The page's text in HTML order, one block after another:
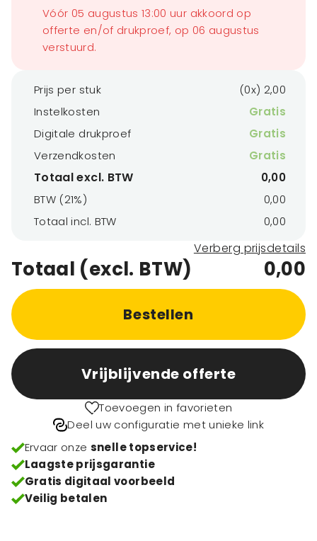
Vóór 05 augustus 13:00 uur akkoord op
offerte en/of drukproef, op 06 augustus
verstuurd.
Prijs per stuk
(0x) 2,00
Instelkosten
Gratis
Digitale drukproef
Gratis
Verzendkosten
Gratis
Totaal excl. BTW
0,00
BTW (21%)
0,00
Totaal incl. BTW
0,00
Verberg prijsdetails
Totaal (excl. BTW) 0,00
Bestellen
Vrijblijvende offerte
Toevoegen in favorieten
Deel uw configuratie met unieke link
Ervaar onze snelle topservice!
Laagste prijsgarantie
Gratis digitaal voorbeeld
Veilig betalen